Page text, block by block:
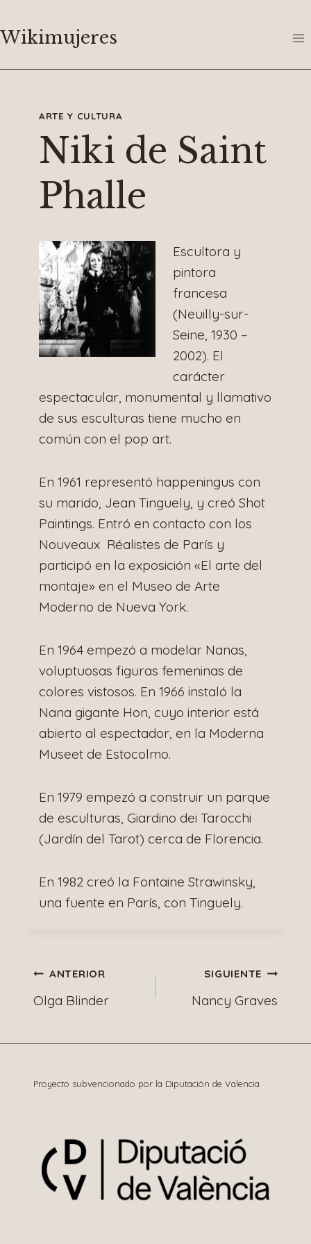
al
Wikimujeres
ARTE Y CULTURA
Niki de Saint
Phalle
Escultora y
pintora
francesa
(Neuilly-sur-
Seine, 1930 –
2002). El
carácter
espectacular, monumental y llamativo
de sus esculturas tiene mucho en
común con el pop art.
En 1961 representó happeningus con
su marido, Jean Tinguely, y creó Shot
Paintings. Entró en contacto con los
Nouveaux Réalistes de París y
participó en la exposición «El arte del
montaje» en el Museo de Arte
Moderno de Nueva York.
En 1964 empezó a modelar Nanas,
voluptuosas figuras femeninas de
colores vistosos. En 1966 instaló la
Nana gigante Hon, cuyo interior está
abierto al espectador, en la Moderna
Museet de Estocolmo.
En 1979 empezó a construir un parque
de esculturas, Giardino dei Tarocchi
(Jardín del Tarot) cerca de Florencia.
En 1982 creó la Fontaine Strawinsky,
una fuente en París, con Tinguely.
Navegación
de
entradas
ANTERIOR
Olga Blinder
SIGUIENTE
Nancy Graves
Proyecto subvencionado por la Diputación de Valencia